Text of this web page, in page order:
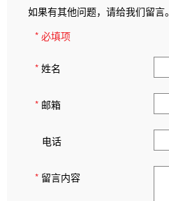
如果有其他问题，请给我们留言。
* 必填项
* 姓名
* 邮箱
电话
* 留言内容